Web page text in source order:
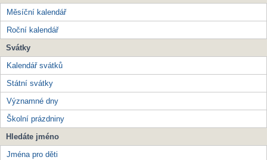
Měsíční kalendář
Roční kalendář
Svátky
Kalendář svátků
Státní svátky
Významné dny
Školní prázdniny
Hledáte jméno
Jména pro děti